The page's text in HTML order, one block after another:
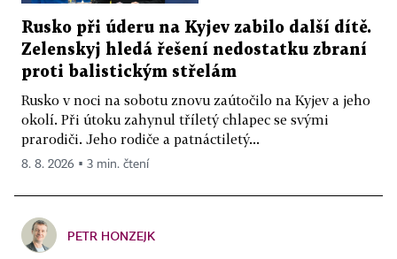
Rusko při úderu na Kyjev zabilo další dítě.
Zelenskyj hledá řešení nedostatku zbraní
proti balistickým střelám
Rusko v noci na sobotu znovu zaútočilo na Kyjev a jeho
okolí. Při útoku zahynul tříletý chlapec se svými
prarodiči. Jeho rodiče a patnáctiletý...
8. 8. 2026 ▪ 3 min. čtení
PETR HONZEJK